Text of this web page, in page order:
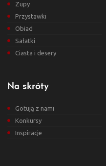
Zupy
Przystawki
Obiad
Sałatki
Ciasta i desery
Na skróty
Gotują z nami
Konkursy
Inspiracje